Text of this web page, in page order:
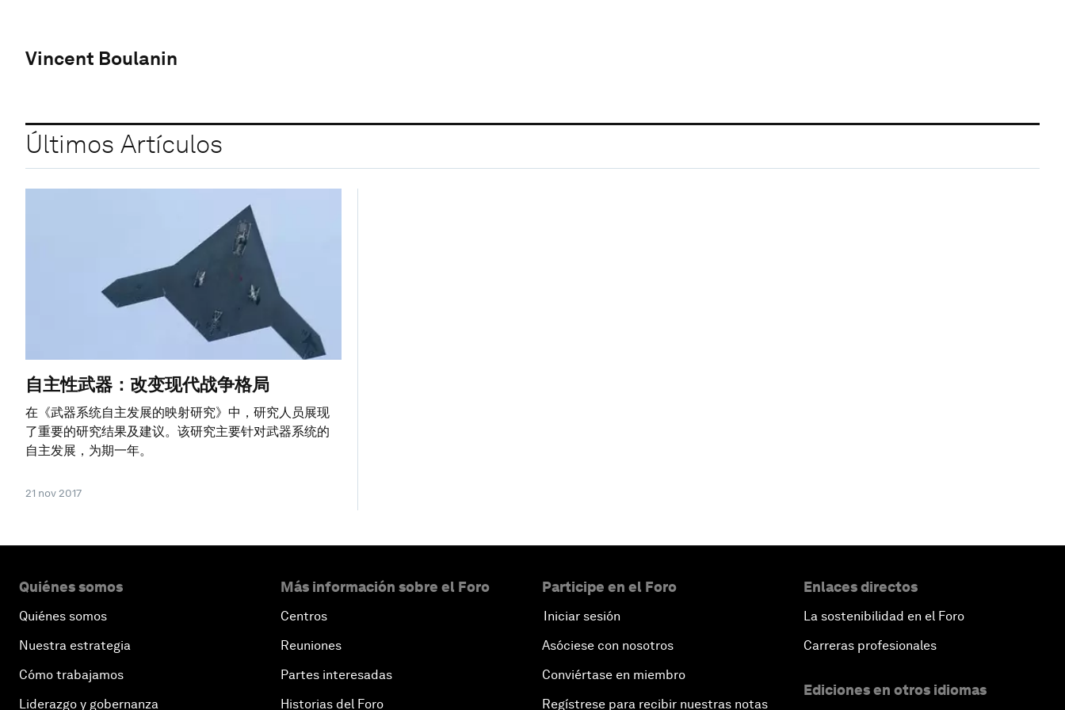
Vincent Boulanin
Últimos Artículos
自主性武器：改变现代战争格局
在《武器系统自主发展的映射研究》中，研究人员展现
了重要的研究结果及建议。该研究主要针对武器系统的
自主发展，为期一年。
21 nov 2017
Quiénes somos
Quiénes somos
Nuestra estrategia
Cómo trabajamos
Liderazgo y gobernanza
Más información sobre el Foro
Centros
Reuniones
Partes interesadas
Historias del Foro
Participe en el Foro
Iniciar sesión
Asóciese con nosotros
Conviértase en miembro
Regístrese para recibir nuestras notas
Enlaces directos
La sostenibilidad en el Foro
Carreras profesionales
Ediciones en otros idiomas